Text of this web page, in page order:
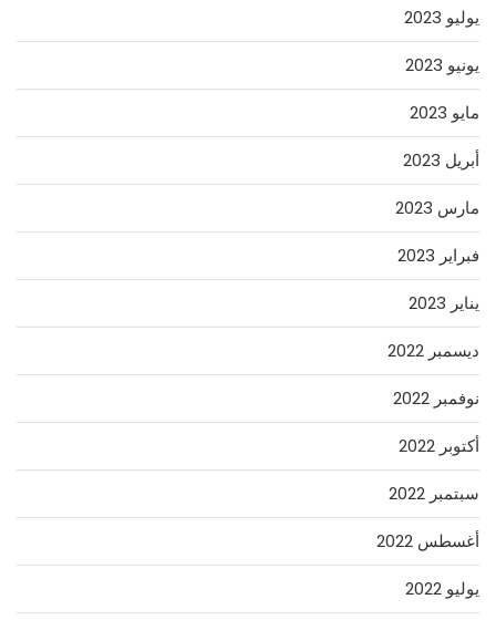
يوليو 2023
يونيو 2023
مايو 2023
أبريل 2023
مارس 2023
فبراير 2023
يناير 2023
ديسمبر 2022
نوفمبر 2022
أكتوبر 2022
سبتمبر 2022
أغسطس 2022
يوليو 2022